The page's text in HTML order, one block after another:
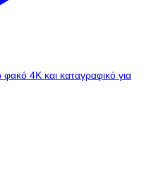
4Κ και καταγραφικό για